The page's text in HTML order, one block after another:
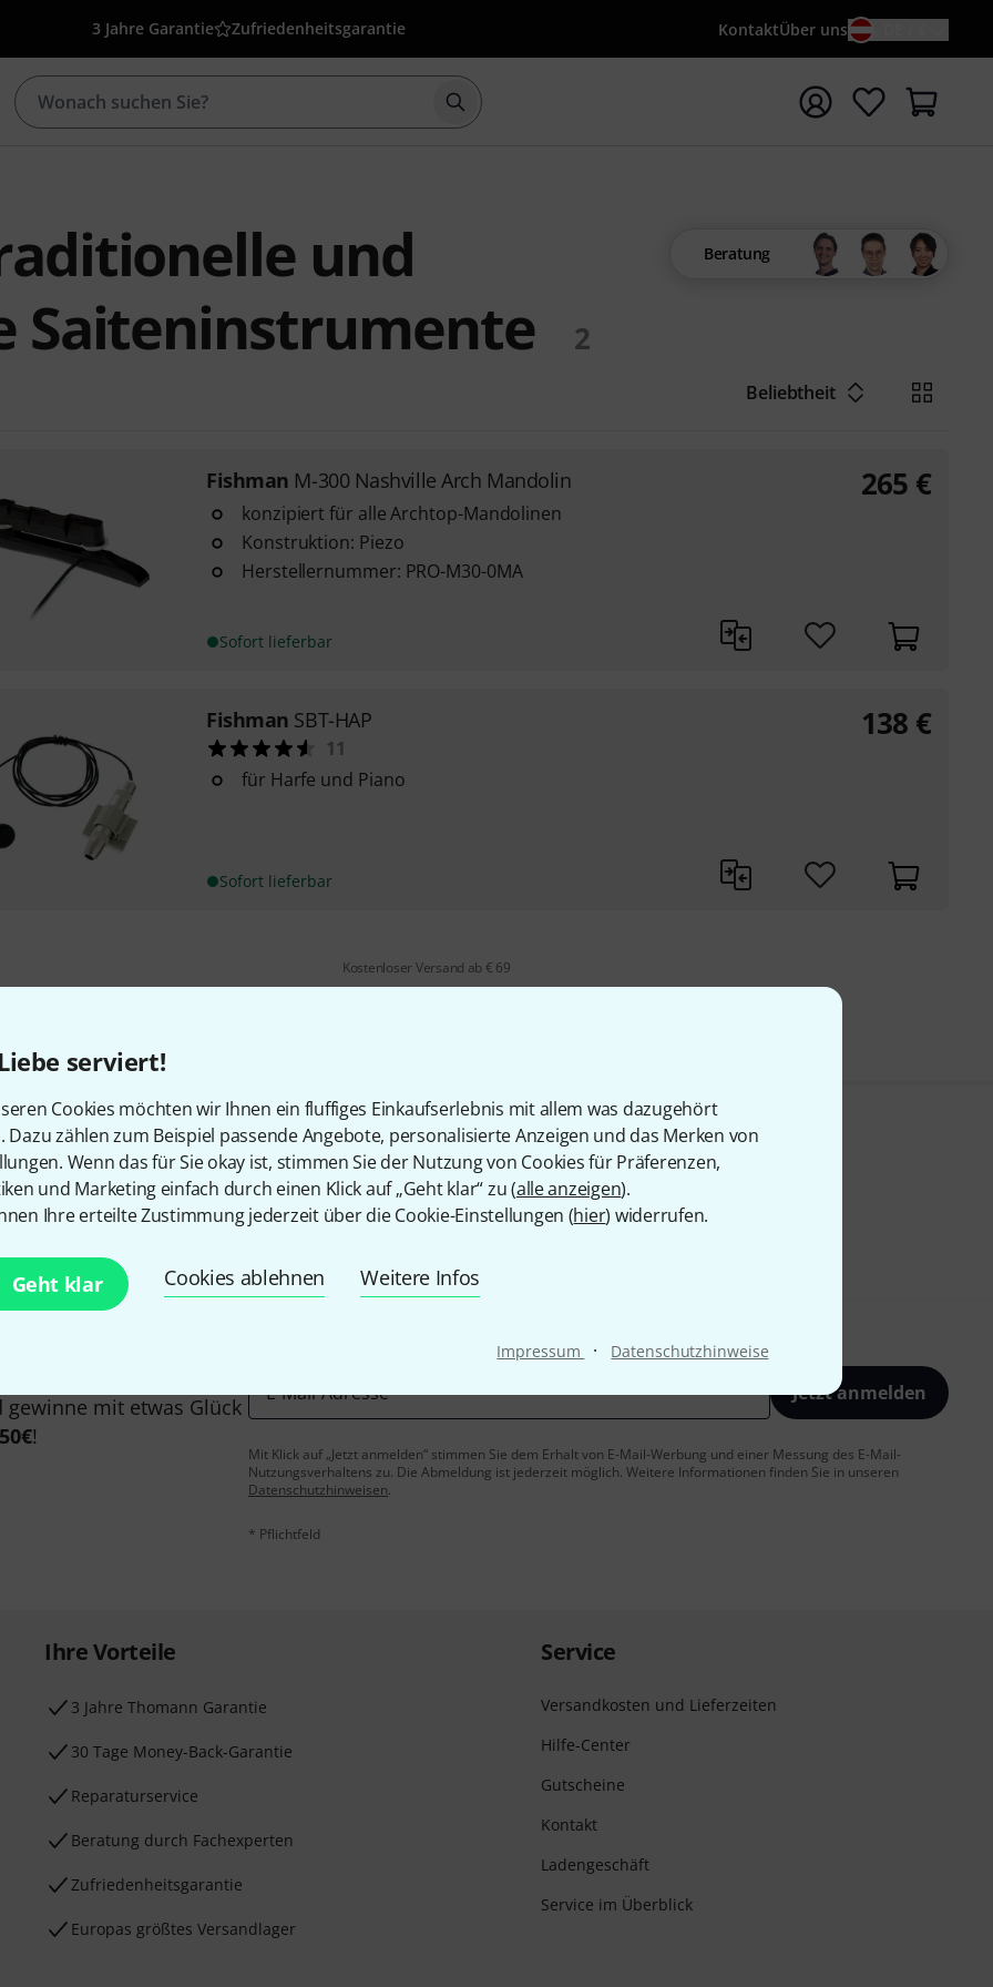
serviert!
Cookies möchten wir Ihnen ein fluffiges Einkaufserlebnis mit allem was dazugehört
Dazu zählen zum Beispiel passende Angebote, personalisierte Anzeigen und das Merken von
Wenn das für Sie okay ist, stimmen Sie der Nutzung von Cookies für Präferenzen,
und Marketing einfach durch einen Klick auf „Geht klar“ zu (alle anzeigen).
Ihre erteilte Zustimmung jederzeit über die Cookie-Einstellungen (hier) widerrufen.
Geht klar Cookies ablehnen Weitere Infos
Impressum · Datenschutzhinweise
3 Jahre Garantie Zufriedenheitsgarantie KontaktÜber uns
Suche mit Suchwort {searchTerm} starten
und
Saiteninstrumente
2
Beratung
Beliebtheit
Fishman M-300 Nashville Arch Mandolin
konzipiert für alle Archtop-Mandolinen
Konstruktion: Piezo
Herstellernummer: PRO-M30-0MA
Sofort lieferbar
265 €
Fishman SBT-HAP
11
für Harfe und Piano
Sofort lieferbar
138 €
Kostenloser Versand ab € 69
Gefällt Ihnen, was Sie sehen?
Teilen Hilfe & Feedback
mit etwas Glück
50€!
E-Mail-Adresse* Jetzt anmelden
Mit Klick auf „Jetzt anmelden“ stimmen Sie dem Erhalt von E-Mail-Werbung und einer Messung des E-Mail-
Nutzungsverhaltens zu. Die Abmeldung ist jederzeit möglich. Weitere Informationen finden Sie in unseren
Datenschutzhinweisen.
* Pflichtfeld
Ihre Vorteile
3 Jahre Thomann Garantie
30 Tage Money-Back-Garantie
Reparaturservice
Beratung durch Fachexperten
Zufriedenheitsgarantie
Europas größtes Versandlager
Service
Versandkosten und Lieferzeiten
Hilfe-Center
Gutscheine
Kontakt
Ladengeschäft
Service im Überblick